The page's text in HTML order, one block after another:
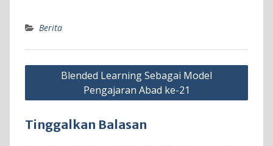
Berita
Navigasi
Blended Learning Sebagai Model
Pengajaran Abad ke-21
Tinggalkan Balasan